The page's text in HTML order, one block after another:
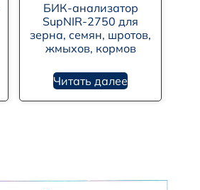
БИК-анализатор
SupNIR-2750 для
зерна, семян, шротов,
жмыхов, кормов
Читать далее